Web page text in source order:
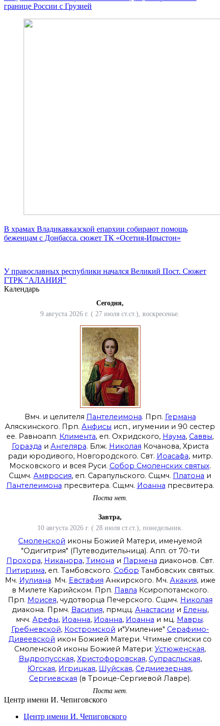
границе России с Грузией
В храмах Владикавказской епархии собирают помощь
беженцам с Донбасса. сюжет ТК «Осетия-Ирыстон»
У православных республики начался Великий Пост. Сюжет
ГТРК "АЛАНИЯ"
Календарь
Сегодня,
9 августа 2026 г. ( 27 июля ст.ст.), воскресенье.
Вмч. и целителя Пантелеимона. Прп. Германа
Аляскинского. Прп. Анфисы исп., игумении и 90 сестер
ее. Равноапп. Климента, еп. Охридского, Наума, Саввы,
Горазда и Ангеляра. Блж. Николая Кочанова, Христа
ради юродивого, Новгородского. Свт. Иоасафа, митр.
Московского и всея Руси. Собор Смоленских святых.
Сщмч. Амвросия, еп. Сарапульского. Сщмч. Платона и
Пантелеимона пресвитера. Сщмч. Иоанна пресвитера.
Поста нет.
Завтра,
10 августа 2026 г. ( 28 июля ст.ст.), понедельник.
Смоленской иконы Божией Матери, именуемой
"Одигитрия" (Путеводительница). Апп. от 70-ти
Прохора, Никанора, Тимона и Пармена диаконов. Свт.
Питирима, еп. Тамбовского. Собор Тамбовских святых.
Мч. Иулиана. Мч. Евстафия Анкирского. Мч. Акакия, иже
в Милете Карийском. Прп. Павла Ксиропотамского.
Прп. Моисея, чудотворца Печерского. Сщмч. Николая
диакона. Прмч. Василия, прмцц. Анастасии и Елены,
мчч. Арефы, Иоанна, Иоанна, Иоанна и мц. Мавры.
Гребневской, Костромской и"Умиление" Серафимо-
Дивеевской икон Божией Матери. Чтимые списки со
Смоленской иконы Божией Матери: Устюженская,
Выдропусская, Христофоровская, Супрасльская,
Югская, Игрицкая, Шуйская, Седмиезерная,
Сергиевская (в Троице-Сергиевой Лавре).
Поста нет.
Центр имени И. Чепиговского
Центр имени И. Чепиговского